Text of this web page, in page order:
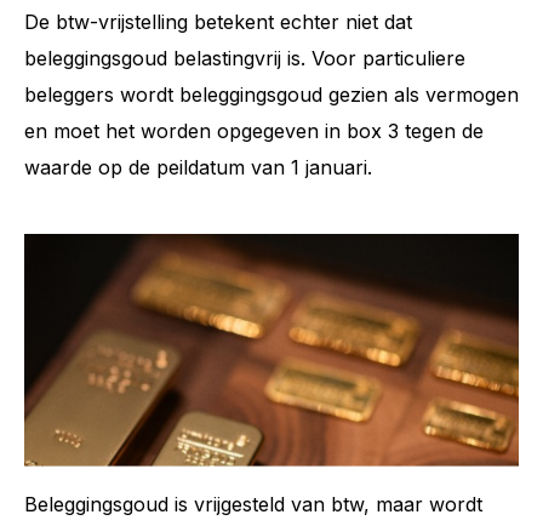
De btw-vrijstelling betekent echter niet dat
beleggingsgoud belastingvrij is. Voor particuliere
beleggers wordt beleggingsgoud gezien als vermogen
en moet het worden opgegeven in box 3 tegen de
waarde op de peildatum van 1 januari.
Beleggingsgoud is vrijgesteld van btw, maar wordt